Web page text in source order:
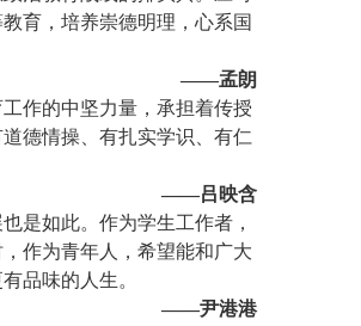
育，培养崇德明理，心系国
——孟朗
作的中坚力量，承担着传授
德情操、有扎实学识、有仁
——吕映含
是如此。作为学生工作者，
作为青年人，希望能和广大
品味的人生。
——尹港港